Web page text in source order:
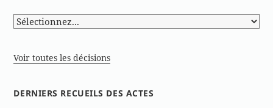
Voir toutes les décisions
DERNIERS RECUEILS DES ACTES